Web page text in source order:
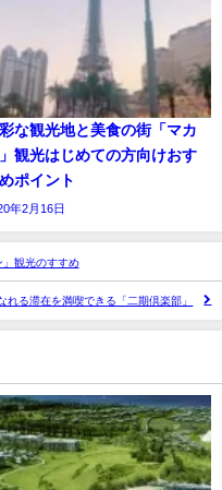
な観光地と美食の街「マカ
観光はじめての方向けおす
ポイント
年2月16日
」観光のすすめ
れる滞在を満喫できる「二期倶楽部」